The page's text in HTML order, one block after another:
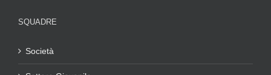
SQUADRE
Società